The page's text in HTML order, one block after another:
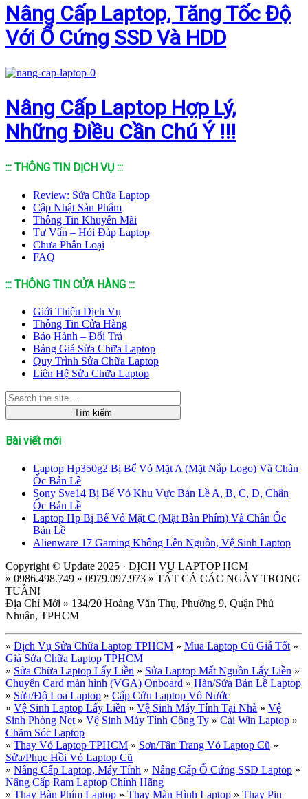
Nâng Cấp Laptop, Tăng Tốc Độ
Với Ổ Cứng SSD Và HDD
Nâng Cấp Laptop Hợp Lý,
Những Điều Cần Chú Ý !!!
::: THÔNG TIN DỊCH VỤ :::
Review: Sửa Chữa Laptop
Cập Nhật Sản Phẩm
Thông Tin Khuyến Mãi
Tư Vấn – Hỏi Đáp Laptop
Chưa Phân Loại
FAQ
::: THÔNG TIN CỬA HÀNG :::
Giới Thiệu Dịch Vụ
Thông Tin Cửa Hàng
Bảo Hành – Đổi Trả
Bảng Giá Sửa Chữa Laptop
Quy Trình Sửa Chữa Laptop
Liên Hệ Sửa Chữa Laptop
Bài viết mới
Laptop Hp350g2 Bị Bể Vỏ Mặt A (Mặt Nắp Logo) Và Chân
Ốc Bản Lề
Sony Sve14 Bị Bể Vỏ Khu Vực Bản Lề A, B, C, D, Chân
Ốc Bản Lề
Laptop Hp Bị Bể Vỏ Mặt C (Mặt Bàn Phím) Và Chân Ốc
Bản Lề
Alienware 17 Gaming Không Lên Nguồn, Vệ Sinh Laptop
Copyright © Update 2025 · DỊCH VỤ LAPTOP HCM
» 0986.498.749 » 0979.097.973 » TẤT CẢ CÁC NGÀY TRONG
TUẦN!
Địa Chỉ Mới » 134/20 Hoàng Văn Thụ, Phường 9, Quận Phú
Nhuận, TPHCM
» Dịch Vụ Sửa Chữa Laptop TPHCM » Mua Laptop Cũ Giá Tốt »
Giá Sửa Chữa Laptop TPHCM
» Sửa Chữa Laptop Lấy Liền » Sửa Laptop Mất Nguồn Lấy Liền »
Chuyển Card màn hình (VGA) Onboard » Hàn/Sửa Bản Lề Laptop
» Sửa/Độ Loa Laptop » Cấp Cứu Laptop Vô Nước
» Vệ Sinh Laptop Lấy Liền » Vệ Sinh Máy Tính Tại Nhà » Vệ
Sinh Phòng Net » Vệ Sinh Máy Tính Công Ty » Cài Win Laptop »
Chăm Sóc Laptop
» Thay Vỏ Laptop TPHCM » Sơn/Tân Trang Vỏ Laptop Cũ »
Sửa/Phục Hồi Vỏ Laptop Cũ
» Nâng Cấp Laptop, Máy Tính » Nâng Cấp Ổ Cứng SSD Laptop »
Nâng Cấp Ram Laptop Chính Hãng
» Thay Bàn Phím Laptop » Thay Màn Hình Laptop » Thay Pin